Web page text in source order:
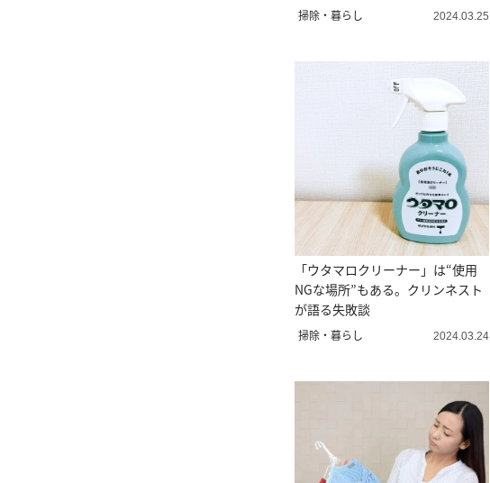
掃除・暮らし 2024.03.25
「ウタマロクリーナー」は“使用
NGな場所”もある。クリンネスト
が語る失敗談
掃除・暮らし 2024.03.24